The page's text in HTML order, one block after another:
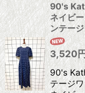
90's
ネイビ
ンテー
3,520
90's
テージ